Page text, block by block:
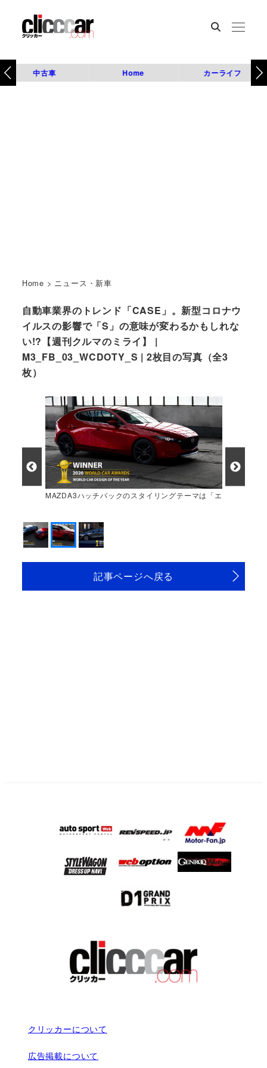
中古車 Home カーライフ
Home > ニュース・新車
自動車業界のトレンド「CASE」。新型コロナウ
イルスの影響で「S」の意味が変わるかもしれな
い!?【週刊クルマのミライ】 |
M3_FB_03_WCDOTY_S | 2枚目の写真（全3
枚）
MAZDA3ハッチバックのスタイリングテーマは「エ
記事ページへ戻る
クリッカーについて
広告掲載について